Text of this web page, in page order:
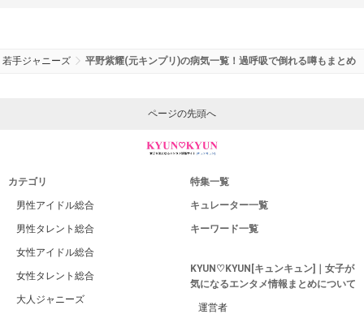
若手ジャニーズ 平野紫耀(元キンプリ)の病気一覧！過呼吸で倒れる噂もまとめ
ページの先頭へ
カテゴリ
男性アイドル総合
男性タレント総合
女性アイドル総合
女性タレント総合
大人ジャニーズ
特集一覧
キュレーター一覧
キーワード一覧
KYUN♡KYUN[キュンキュン]｜女子が
気になるエンタメ情報まとめについて
運営者